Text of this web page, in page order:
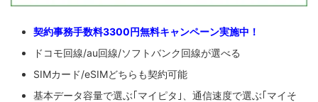
契約事務手数料3300円無料キャンペーン実施中！
ドコモ回線/au回線/ソフトバンク回線が選べる
SIMカード/eSIMどちらも契約可能
基本データ容量で選ぶ｢マイピタ｣、通信速度で選ぶ｢マイそ